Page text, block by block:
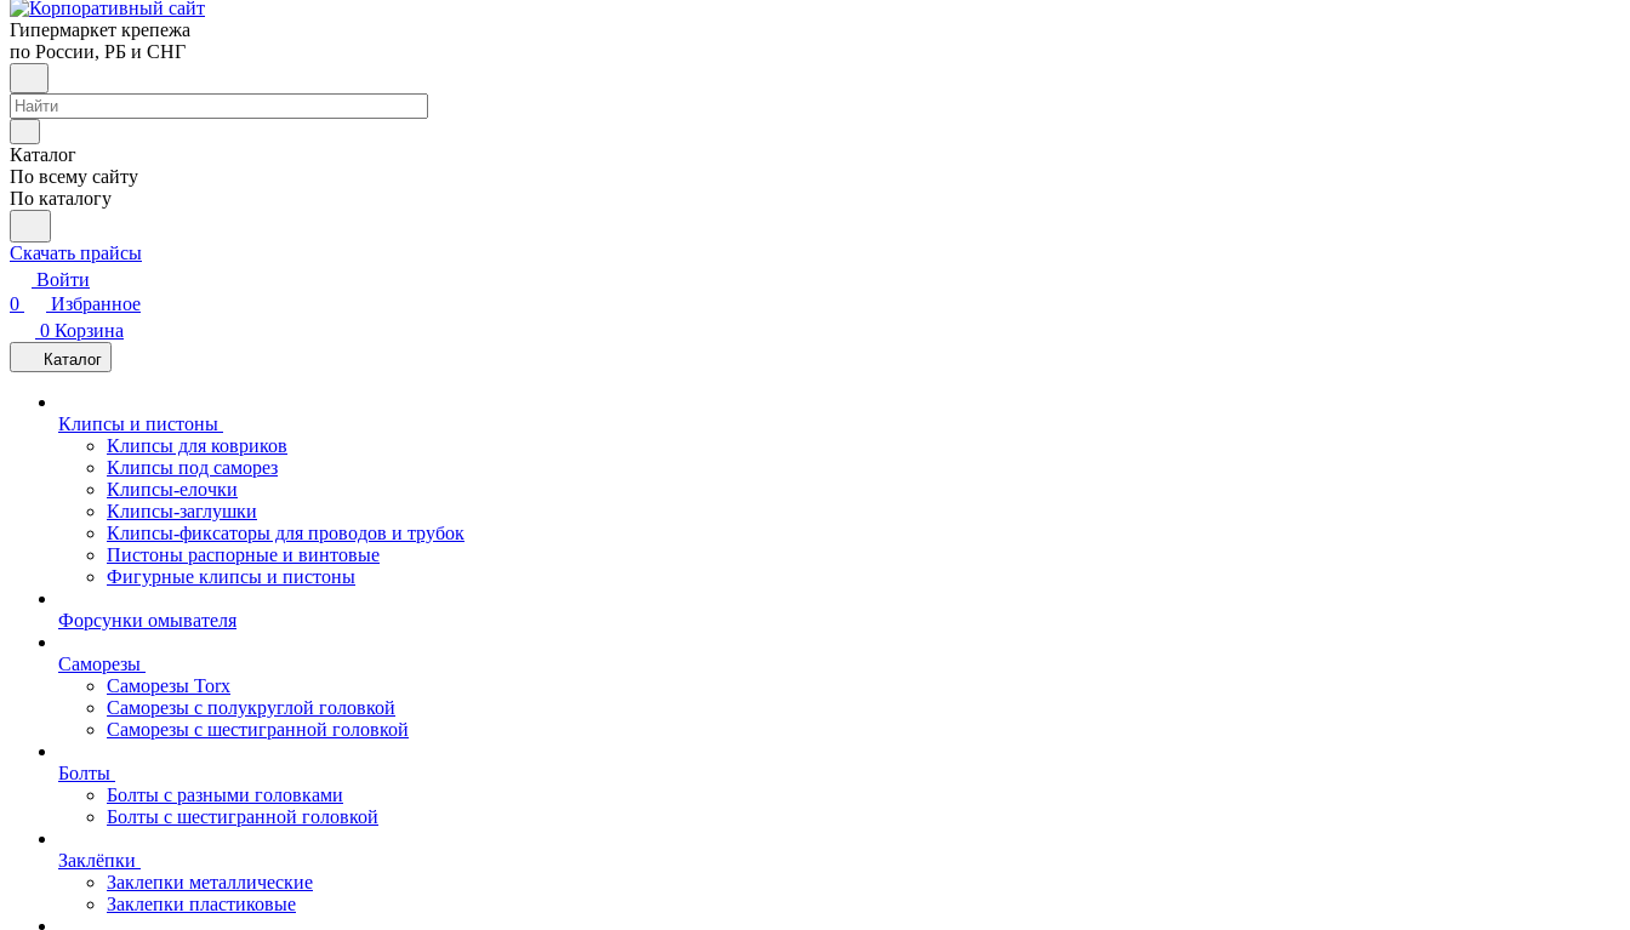
Гипермаркет крепежа
по России, РБ и СНГ
Каталог
По всему сайту
По каталогу
Скачать прайсы
Войти
0
Избранное
0 Корзина
Каталог
Клипсы и пистоны
Клипсы для ковриков
Клипсы под саморез
Клипсы-елочки
Клипсы-заглушки
Клипсы-фиксаторы для проводов и трубок
Пистоны распорные и винтовые
Фигурные клипсы и пистоны
Форсунки омывателя
Саморезы
Саморезы Torx
Саморезы с полукруглой головкой
Саморезы с шестигранной головкой
Болты
Болты с разными головками
Болты с шестигранной головкой
Заклёпки
Заклепки металлические
Заклепки пластиковые